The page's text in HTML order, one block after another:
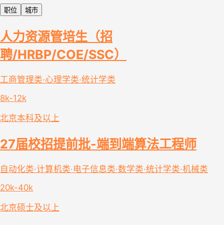
职位 城市
人力资源管培生（招
聘/HRBP/COE/SSC）
工商管理类·心理学类·统计学类
8k-12k
北京本科及以上
27届校招提前批-端到端算法工程师
自动化类·计算机类·电子信息类·数学类·统计学类·机械类
20k-40k
北京硕士及以上